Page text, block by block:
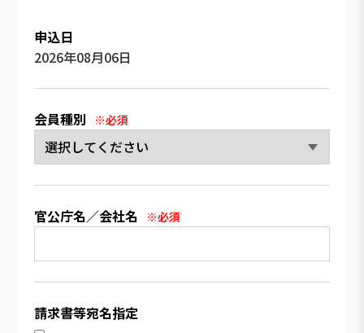
申込日
会員種別 ※必須
官公庁名／会社名 ※必須
請求書等宛名指定